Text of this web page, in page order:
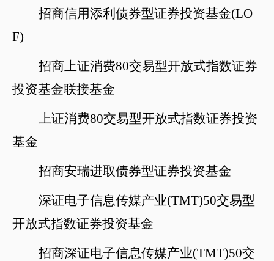
招商信用添利债券型证券投资基金(LO
F)
招商上证消费80交易型开放式指数证券
投资基金联接基金
上证消费80交易型开放式指数证券投资
基金
招商安瑞进取债券型证券投资基金
深证电子信息传媒产业(TMT)50交易型
开放式指数证券投资基金
招商深证电子信息传媒产业(TMT)50交